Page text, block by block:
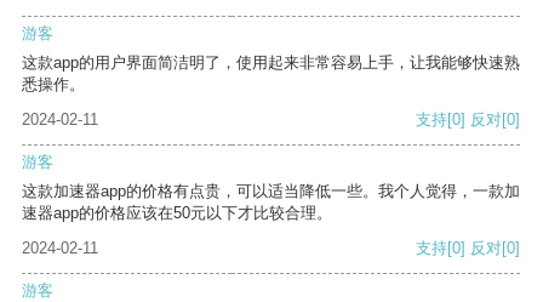
游客
这款app的用户界面简洁明了，使用起来非常容易上手，让我能够快速熟
悉操作。
2024-02-11
支持[0] 反对[0]
游客
这款加速器app的价格有点贵，可以适当降低一些。我个人觉得，一款加
速器app的价格应该在50元以下才比较合理。
2024-02-11
支持[0] 反对[0]
游客